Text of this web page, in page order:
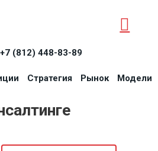
+7 (812) 448-83-89
Стратегия Рынок Модели